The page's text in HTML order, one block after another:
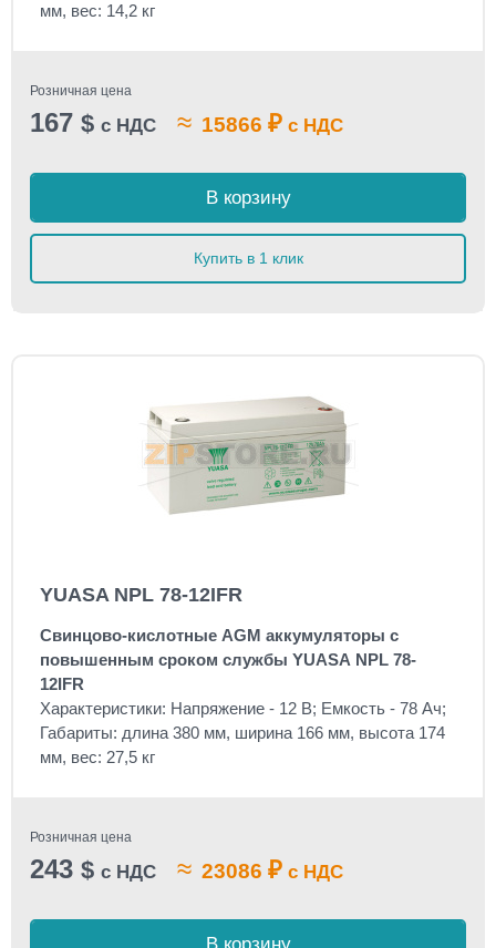
мм, вес: 14,2 кг
Розничная цена
167 $ с НДС ≈ 15866 ₽ с НДС
В корзину
Купить в 1 клик
YUASA NPL 78-12IFR
Свинцово-кислотные AGM аккумуляторы с
повышенным сроком службы YUASA NPL 78-
12IFR
Характеристики: Напряжение - 12 В; Емкость - 78 Ач;
Габариты: длина 380 мм, ширина 166 мм, высота 174
мм, вес: 27,5 кг
Розничная цена
243 $ с НДС ≈ 23086 ₽ с НДС